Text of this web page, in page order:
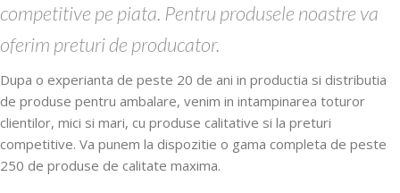
competitive pe piata. Pentru produsele noastre va
oferim preturi de producator.
Dupa o experianta de peste 20 de ani in productia si distributia
de produse pentru ambalare, venim in intampinarea toturor
clientilor, mici si mari, cu produse calitative si la preturi
competitive. Va punem la dispozitie o gama completa de peste
250 de produse de calitate maxima.